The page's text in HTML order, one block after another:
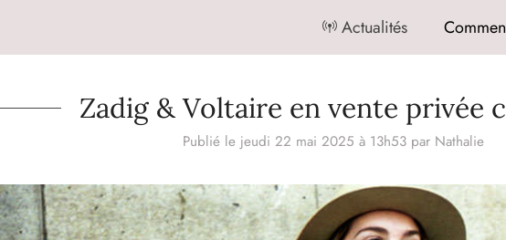
Actualités
Zadig & Voltaire en vente privée
Publié le jeudi 22 mai 2025 à 13h53 par Nathalie